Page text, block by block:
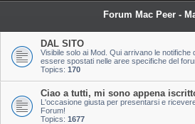
Forum Mac Peer -
DAL SITO
Visibile solo ai Mod. Qui arrivano le
essere spostati nelle aree specifiche del
Topics: 170
Ciao a tutti, mi sono appena
L'occasione giusta per presentarsi e
Forum!
Topics: 1677